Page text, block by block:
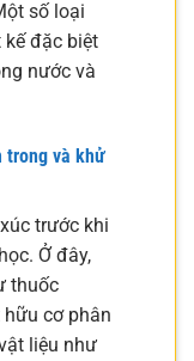
số loại
đặc biệt
nước và
trong và khử
trước khi
Ở đây,
thuốc
cơ phân
liệu như